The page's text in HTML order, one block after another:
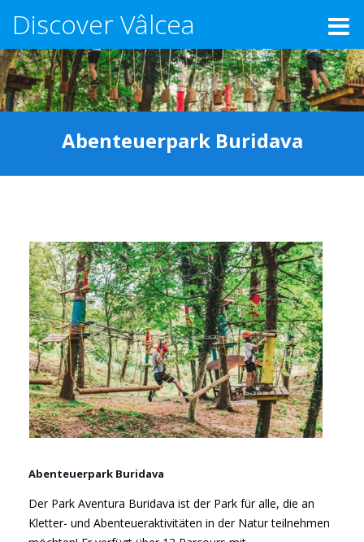
Discover Vâlcea
Abenteuerpark Buridava
Abenteuerpark Buridava
Der Park Aventura Buridava ist der Park für alle, die an
Kletter- und Abenteueraktivitäten in der Natur teilnehmen